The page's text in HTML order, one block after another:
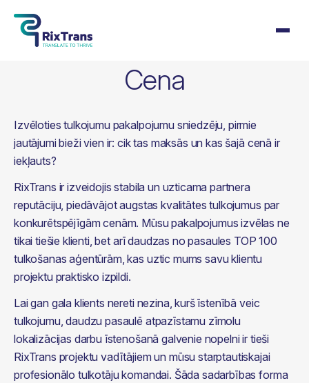
Cena
Izvēloties tulkojumu pakalpojumu sniedzēju, pirmie
jautājumi bieži vien ir: cik tas maksās un kas šajā cenā ir
iekļauts?
RixTrans ir izveidojis stabila un uzticama partnera
reputāciju, piedāvājot augstas kvalitātes tulkojumus par
konkurētspējīgām cenām. Mūsu pakalpojumus izvēlas ne
tikai tiešie klienti, bet arī daudzas no pasaules TOP 100
tulkošanas aģentūrām, kas uztic mums savu klientu
projektu praktisko izpildi.
Lai gan gala klients nereti nezina, kurš īstenībā veic
tulkojumu, daudzu pasaulē atpazīstamu zīmolu
lokalizācijas darbu īstenošanā galvenie nopelni ir tieši
RixTrans projektu vadītājiem un mūsu starptautiskajai
profesionālo tulkotāju komandai. Šāda sadarbības forma